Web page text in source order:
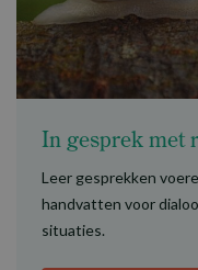
In gesprek met
Leer gesprekken
handvatten voor
situaties.